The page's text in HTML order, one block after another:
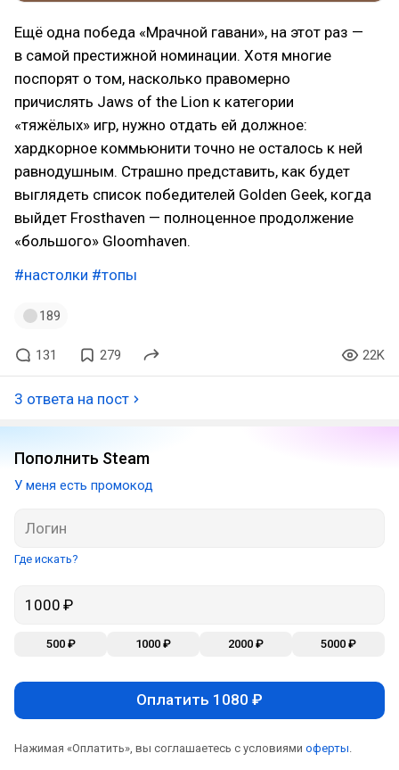
Ещё одна победа «Мрачной гавани», на этот раз —
в самой престижной номинации. Хотя многие
поспорят о том, насколько правомерно
причислять Jaws of the Lion к категории
«тяжёлых» игр, нужно отдать ей должное:
хардкорное коммьюнити точно не осталось к ней
равнодушным. Страшно представить, как будет
выглядеть список победителей Golden Geek, когда
выйдет Frosthaven — полноценное продолжение
«большого» Gloomhaven.
#настолки #топы
189
131 279 22K
3 ответа на пост
Пополнить Steam
У меня есть промокод
Где искать?
500 ₽ 1000 ₽ 2000 ₽ 5000 ₽
Оплатить 1080 ₽
Нажимая «Оплатить», вы соглашаетесь с условиями оферты